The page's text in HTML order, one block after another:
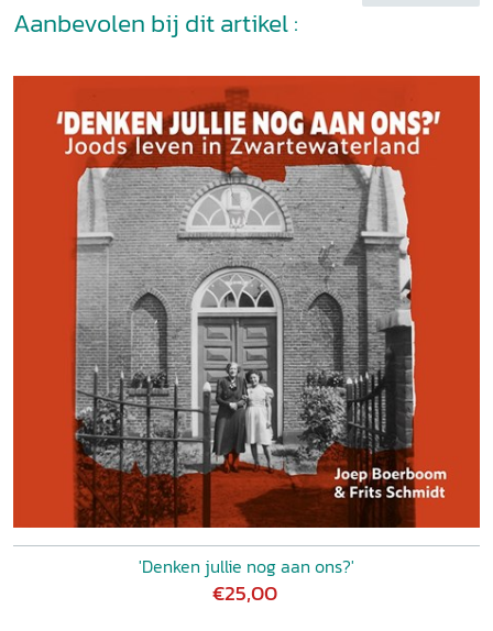
Aanbevolen bij dit artikel :
'Denken jullie nog aan ons?'
€25,00